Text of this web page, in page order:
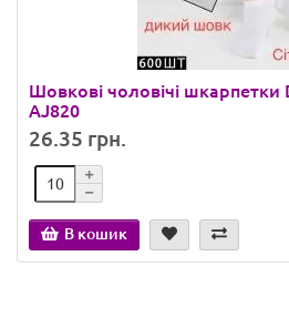
Шовкові чоловічі шкарпетки
AJ820
26.35 грн.
В кошик